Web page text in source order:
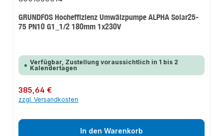
GRUNDFOS Hocheffizienz Umwälzpumpe ALPHA Solar25-
75 PN10 G1_1/2 180mm 1x230V
Verfügbar, Zustellung voraussichtlich in 1 bis 2
Kalendertagen
Regulärer Preis:
385,64 €
zzgl. Versandkosten
In den Warenkorb